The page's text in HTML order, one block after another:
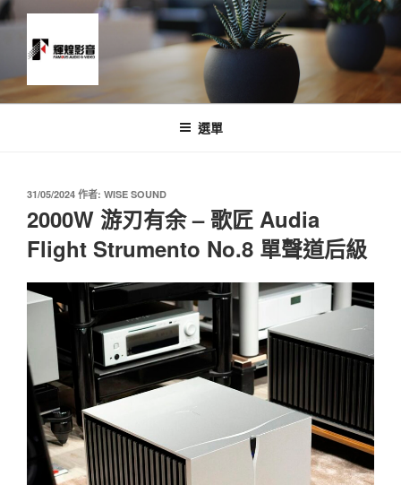
跳
至
要
內
News and Timeline
選單
發
於
31/05/2024 作者: WISE SOUND
2000W 游刃有余 – 歌匠 Audia
Flight Strumento No.8 單聲道后級